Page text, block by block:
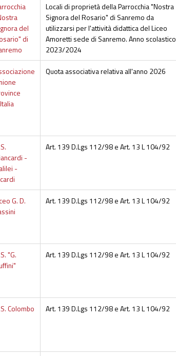
del
di
Locali di proprietà della Parrocchia "Nostra
Signora del Rosario" di Sanremo da
utilizzarsi per l'attività didattica del Liceo
Amoretti sede di Sanremo. Anno scolastico
2023/2024
Quota associativa relativa all'anno 2026
-
-
Art. 139 D.Lgs 112/98 e Art. 13 L 104/92
G. D.
Art. 139 D.Lgs 112/98 e Art. 13 L 104/92
"G.
Art. 139 D.Lgs 112/98 e Art. 13 L 104/92
Colombo Art. 139 D.Lgs 112/98 e Art. 13 L 104/92